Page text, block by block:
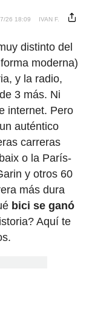
26 18:09 IVAN F.
distinto del
moderna)
y la radio,
3 más. Ni
internet. Pero
auténtico
carreras
o la París-
y otros 60
más dura
bici se ganó
Aquí te